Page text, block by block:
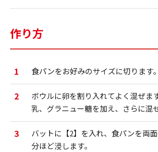
作り方
1 食パンをお好みのサイズに切ります。
2
ボウルに卵を割り入れてよく混ぜま
乳、グラニュー糖を加え、さらに混
3
バットに【2】を入れ、食パンを両
分ほど浸します。